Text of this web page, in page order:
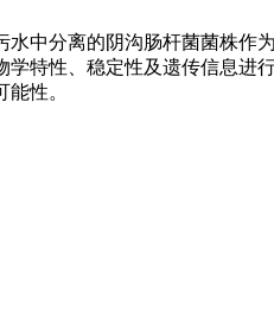
水中分离的阴沟肠杆菌菌株作
学特性、稳定性及遗传信息进
性。